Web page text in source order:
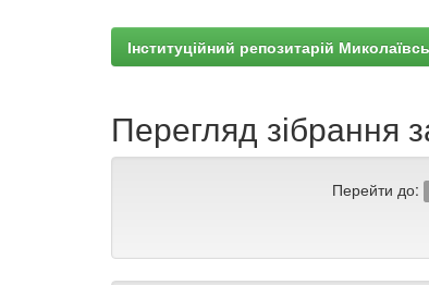
Інституційний репозитарій
Перегляд зібрання
Перейти до: